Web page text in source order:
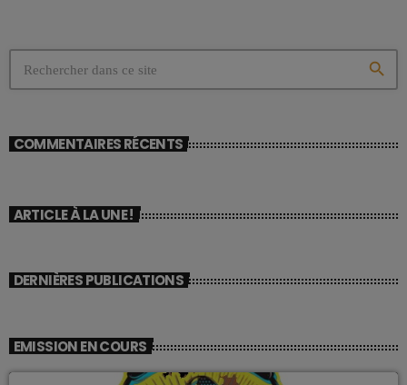
search
COMMENTAIRES RÉCENTS
ARTICLE À LA UNE !
DERNIÈRES PUBLICATIONS
EMISSION EN COURS